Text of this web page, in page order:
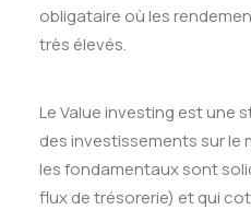
obligataire où les
très élevés.
Le Value investing est une
des investissements sur
les fondamentaux sont
flux de trésorerie) et qui